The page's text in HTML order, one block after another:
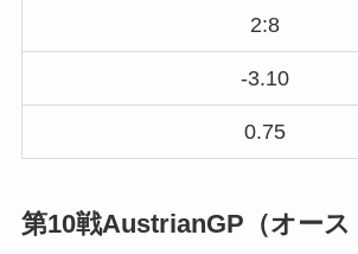
2:8
-3.10
0.75
第10戦AustrianGP（オース